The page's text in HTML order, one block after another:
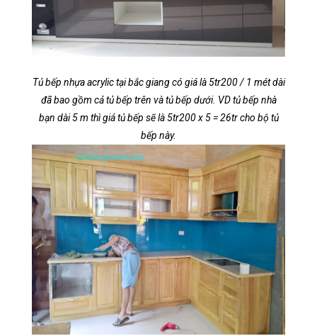
Tủ bếp nhựa acrylic tại bắc giang có giá là 5tr200 / 1 mét dài
đã bao gồm cả tủ bếp trên và tủ bếp dưới. VD tủ bếp nhà
bạn dài 5 m thì giá tủ bếp sẽ là 5tr200 x 5 = 26tr cho bộ tủ
bếp này.